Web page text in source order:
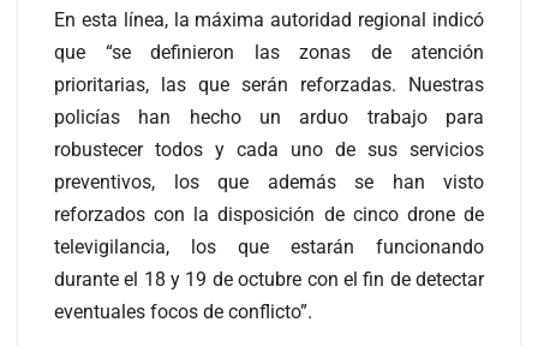
En esta línea, la máxima autoridad regional indicó
que “se definieron las zonas de atención
prioritarias, las que serán reforzadas. Nuestras
policías han hecho un arduo trabajo para
robustecer todos y cada uno de sus servicios
preventivos, los que además se han visto
reforzados con la disposición de cinco drone de
televigilancia, los que estarán funcionando
durante el 18 y 19 de octubre con el fin de detectar
eventuales focos de conflicto”.